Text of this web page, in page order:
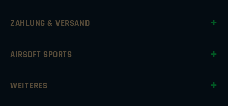
ZAHLUNG & VERSAND
AIRSOFT SPORTS
WEITERES